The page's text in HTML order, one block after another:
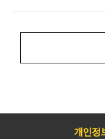
개인정